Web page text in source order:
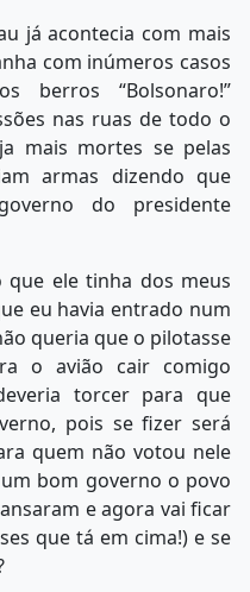
já acontecia com mais
com inúmeros casos
berros “Bolsonaro!”
nas ruas de todo o
mais mortes se pelas
armas dizendo que
do presidente
que ele tinha dos meus
eu havia entrado num
queria que o pilotasse
o avião cair comigo
torcer para que
pois se fizer será
quem não votou nele
bom governo o povo
e agora vai ficar
que tá em cima!) e se